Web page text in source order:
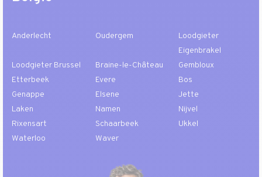
Anderlecht Oudergem
Loodgieter
Eigenbrakel
Loodgieter Brussel
Braine-le-Château
Gembloux
Etterbeek
Evere
Bos
Genappe
Elsene
Jette
Laken
Namen
Nijvel
Rixensart
Schaarbeek
Ukkel
Waterloo
Waver